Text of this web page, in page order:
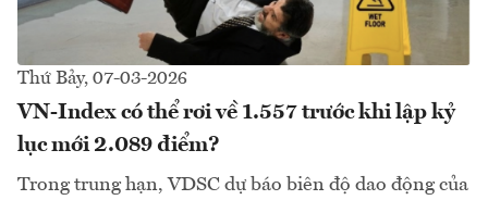
Thứ Bảy, 07-03-2026
VN-Index có thể rơi về 1.557 trước khi lập kỷ
lục mới 2.089 điểm?
Trong trung hạn, VDSC dự báo biên độ dao động của